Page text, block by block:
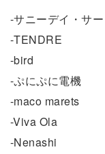
-サニーデイ・サ
-TENDRE
-bird
-ぷにぷに電機
-maco marets
-Viva Ola
-Nenashi